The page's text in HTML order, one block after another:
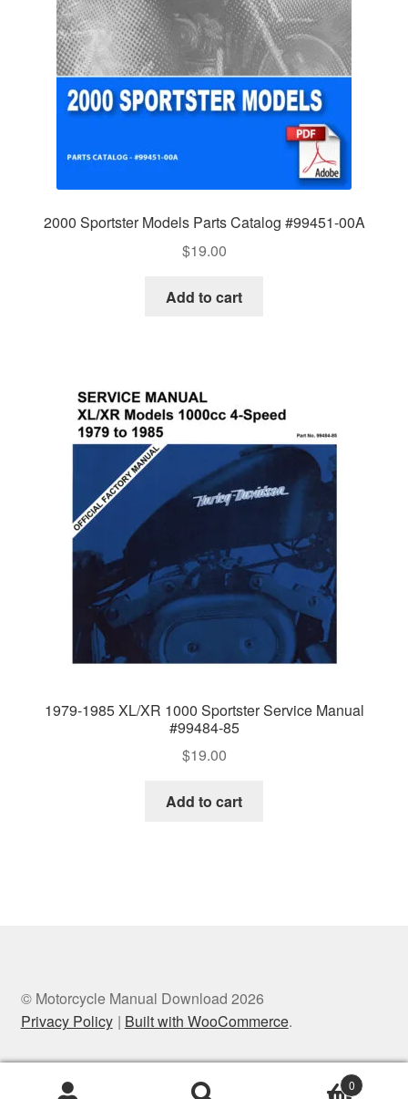
2000 Sportster Models Parts Catalog #99451-00A
$19.00
Add to cart
1979-1985 XL/XR 1000 Sportster Service Manual
#99484-85
$19.00
Add to cart
© Motorcycle Manual Download 2026
Privacy Policy
Built with WooCommerce.
0